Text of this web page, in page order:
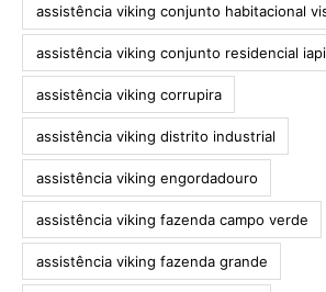
assistência viking conjunto habitacional
assistência viking conjunto residencial iapi
assistência viking corrupira
assistência viking distrito industrial
assistência viking engordadouro
assistência viking fazenda campo verde
assistência viking fazenda grande